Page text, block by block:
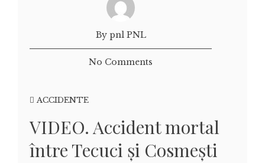
By pnl PNL
No Comments
ACCIDENTE
VIDEO. Accident mortal
între Tecuci și Cosmești